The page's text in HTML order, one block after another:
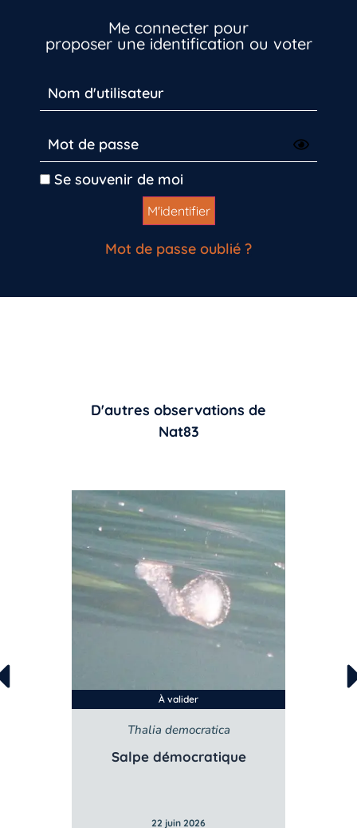
Me connecter pour
proposer une identification ou voter
Se souvenir de moi
Mot de passe oublié ?
D'autres observations de
Nat83
À valider
Thalia democratica
Salpe démocratique
22 juin 2026